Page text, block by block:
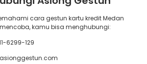
cara gestun kartu kredit Medan
kamu bisa menghubungi:
6299-129